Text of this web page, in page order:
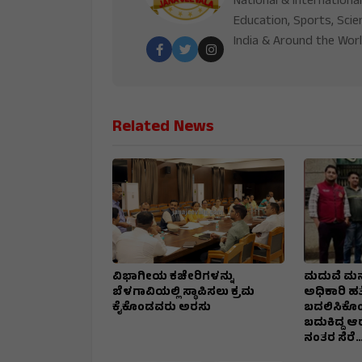
Education, Sports,
India & Around the
Related News
ವಿಭಾಗೀಯ ಕಚೇರಿಗಳನ್ನು
ಬೆಳಗಾವಿಯಲ್ಲಿ ಸ್ಥಾಪಿಸಲು ಕ್ರಮ
ಕೈಕೊಂಡವರು ಅರಸು
ಮದುವೆ
ಅಧಿಕಾರಿ
ಬದುಕಿದ್ದ
ನಂತರ